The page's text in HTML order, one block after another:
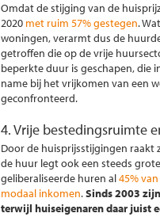
Omdat de stijging van de
2020 met ruim 57% gestegen.
woningen, verarmt dus de
getroffen die op de vrije
beperkte duur is geschapen, die
name bij het vrijkomen van een
geconfronteerd.
4. Vrije bestedingsruimte
Door de huisprijsstijgingen raakt
de huur legt ook een steeds
geliberaliseerde huren al45%
modaal inkomen.Sinds 2003
terwijl huiseigenaren daar juist